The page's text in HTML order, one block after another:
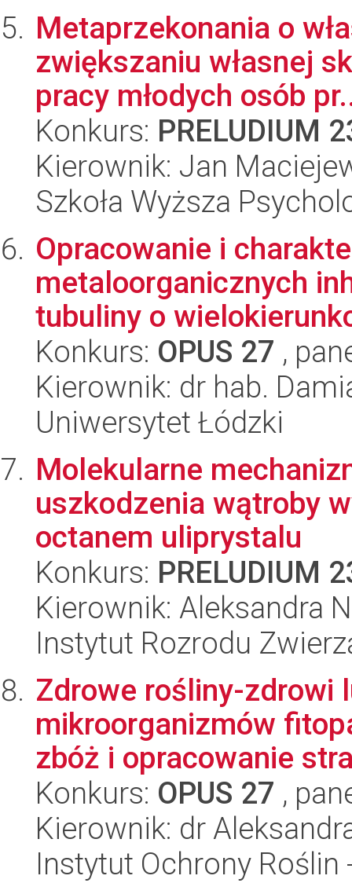
Metaprzekonania o
zwiększaniu własnej
pracy młodych osób
Konkurs: PRELUDIUM
Kierownik: Jan
Szkoła Wyższa
Opracowanie i
metaloorganicznych
tubuliny o
Konkurs: OPUS 27 ,
Kierownik: dr hab.
Uniwersytet Łódzki
Molekularne
uszkodzenia wątroby
octanem uliprystalu
Konkurs: PRELUDIUM
Kierownik: Aleksandra
Instytut Rozrodu
Zdrowe rośliny-zdrowi
mikroorganizmów
zbóż i opracowanie
Konkurs: OPUS 27 ,
Kierownik: dr
Instytut Ochrony